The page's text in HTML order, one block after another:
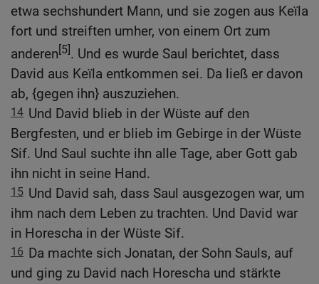
etwa sechshundert Mann, und sie zogen aus Keïla
fort und streiften umher, von einem Ort zum
anderen[5]. Und es wurde Saul berichtet, dass
David aus Keïla entkommen sei. Da ließ er davon
ab, {gegen ihn} auszuziehen.
14 Und David blieb in der Wüste auf den
Bergfesten, und er blieb im Gebirge in der Wüste
Sif. Und Saul suchte ihn alle Tage, aber Gott gab
ihn nicht in seine Hand.
15 Und David sah, dass Saul ausgezogen war, um
ihm nach dem Leben zu trachten. Und David war
in Horescha in der Wüste Sif.
16 Da machte sich Jonatan, der Sohn Sauls, auf
und ging zu David nach Horescha und stärkte